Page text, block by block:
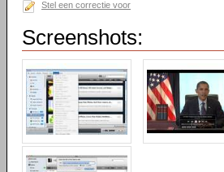
Stel een correctie voor
Screenshots: